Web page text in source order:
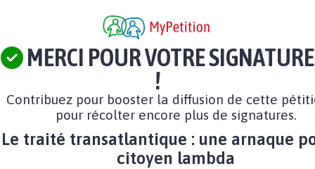
MERCI POUR VOTRE SIGNATURE
!
Contribuez pour booster la diffusion de cette
pour récolter encore plus de signatures.
Le traité transatlantique : une arnaque
citoyen lambda